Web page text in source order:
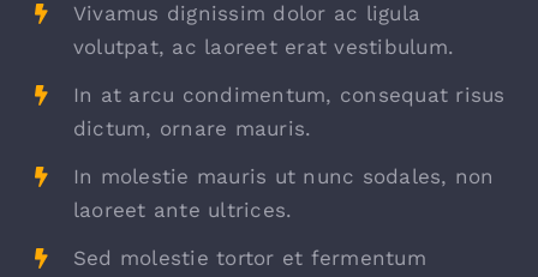
Vivamus dignissim dolor ac ligula
volutpat, ac laoreet erat vestibulum.
In at arcu condimentum, consequat risus
dictum, ornare mauris.
In molestie mauris ut nunc sodales, non
laoreet ante ultrices.
Sed molestie tortor et fermentum